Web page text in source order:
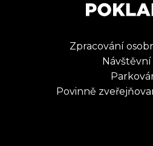
Zpracování
Návštěvní
Povinně